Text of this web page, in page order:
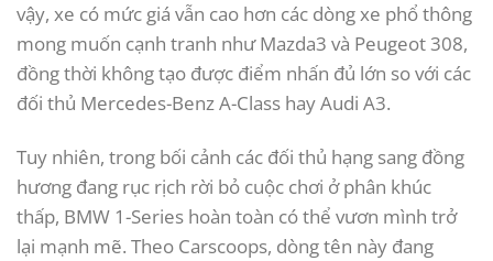
vậy, xe có mức giá vẫn cao hơn các dòng xe phổ thông
mong muốn cạnh tranh như Mazda3 và Peugeot 308,
đồng thời không tạo được điểm nhấn đủ lớn so với các
đối thủ Mercedes-Benz A-Class hay Audi A3.
Tuy nhiên, trong bối cảnh các đối thủ hạng sang đồng
hương đang rục rịch rời bỏ cuộc chơi ở phân khúc
thấp, BMW 1-Series hoàn toàn có thể vươn mình trở
lại mạnh mẽ. Theo Carscoops, dòng tên này đang